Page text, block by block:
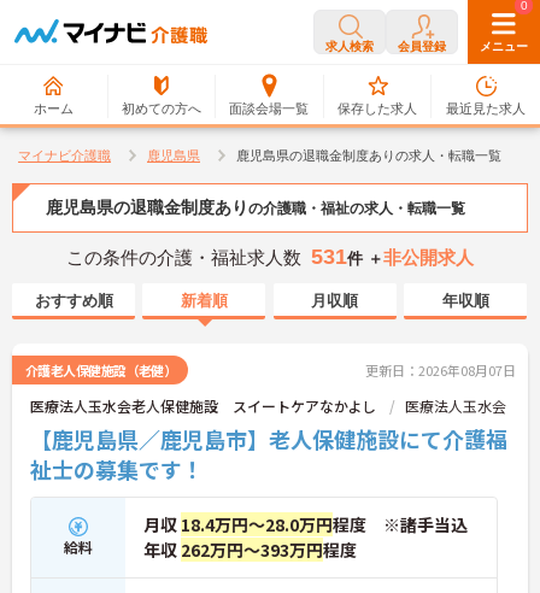
求人検索 会員登録 メニュー
ホーム 初めての方へ 面談会場一覧
0
保存した求人
0
最近見た求人
マイナビ介護職 鹿児島県 鹿児島県の退職金制度ありの求人・転職一覧
鹿児島県の退職金制度あり の介護職・福祉の求人・転職一覧
この条件の介護・福祉求人数 531件 ＋非公開求人
おすすめ順 新着順 月収順 年収順
介護老人保健施設（老健） 更新日：2026年08月07日
医療法人玉水会老人保健施設 スイートケアなかよし 医療法人玉水会
【鹿児島県／鹿児島市】老人保健施設にて介護福
祉士の募集です！
給料
月収 18.4万円～28.0万円程度 ※諸手当込
年収 262万円～393万円程度